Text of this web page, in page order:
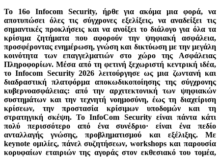
Το 16o Infocom Security, ήρθε για ακόμα μια φορά, να
αποτυπώσει όλες τις σύγχρονες εξελίξεις, να αναδείξει τις
σημαντικές προκλήσεις και να ανοίξει το διάλογο για όλα τα
κρίσιμα ζητήματα που αφορούν την ψηφιακή ασφάλεια,
προσφέροντας ενημέρωση, γνώση και δικτύωση με την μεγάλη
κοινότητα των επαγγελματιών στο χώρο της Ασφάλειας
Πληροφορίων. Μέσα από τη φετινή ξεχωριστή κεντρική ιδέα,
το Infocom Security 2026 λειτούργησε ως μια ζωντανή και
διαδραστική πλατφόρμα αποκωδικοποίησης της σύγχρονης
κυβερνοασφάλειας: από την αρχιτεκτονική των ψηφιακών
συστημάτων και την τεχνητή νοημοσύνη, έως τη διαχείριση
κρίσεων, την προστασία κρίσιμων υποδομών και τη
στρατηγική σκέψη. Το InfoCom Security είναι πάντα κάτι
πολύ περισσότερο από ένα συνέδριο· είναι ένα πεδίο
ανταλλαγής γνώσης, προβληματισμού και εξέλιξης. Με
keynote ομιλίες, πάνελ συζητήσεων, workshops και παρουσία
κορυφαίων εταιριών της αγοράς στον εκθεσιακό του τομέα,